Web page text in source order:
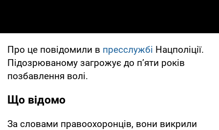
Про це повідомили в пресслужбі Нацполіції.
Підозрюваному загрожує до п’яти років
позбавлення волі.
Що відомо
За словами правоохоронців, вони викрили